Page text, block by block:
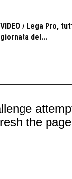
VIDEO / Lega Pro,
giornata del...